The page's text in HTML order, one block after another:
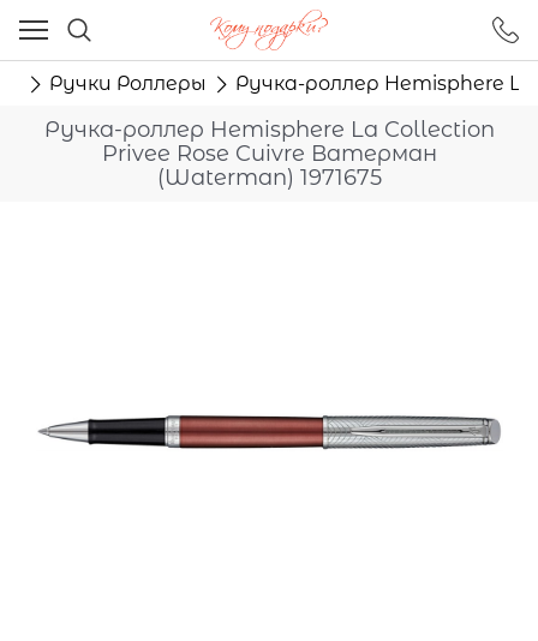
Ручки Роллеры Ручка-роллер Hemisphere
Ручка-роллер Hemisphere La Collection
Privee Rose Cuivre Ватерман
(Waterman) 1971675
Ваш город - Москва,
угадали?
ДА НЕТ